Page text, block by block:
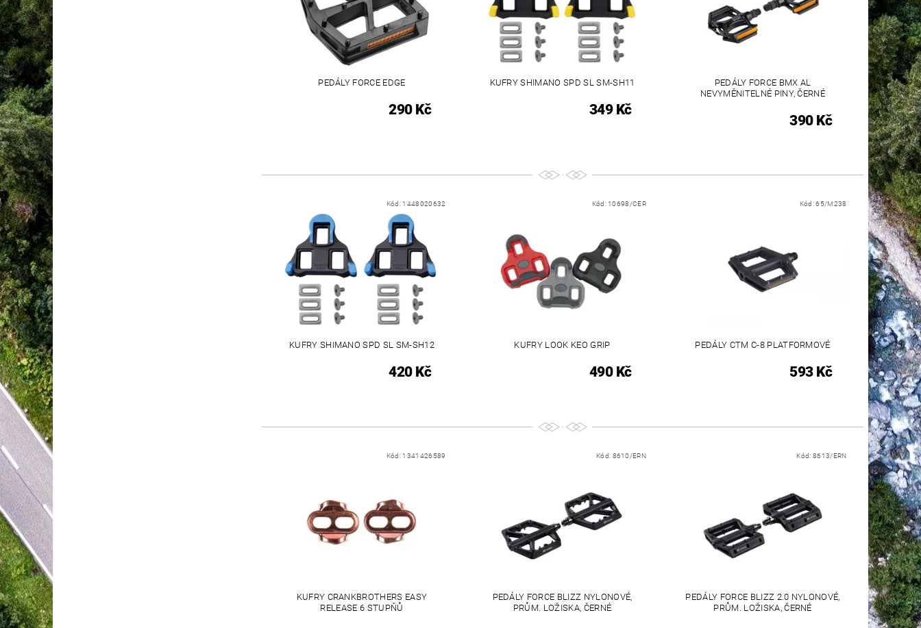
PEDÁLY FORCE EDGE
290 Kč
KUFRY SHIMANO SPD SL SM-SH11
349 Kč
PEDÁLY FORCE BMX AL
NEVYMĚNITELNÉ PINY, ČERNÉ
390 Kč
Kód: 1448020632
KUFRY SHIMANO SPD SL SM-SH12
420 Kč
Kód: 10698/CER
KUFRY LOOK KEO GRIP
490 Kč
Kód:65/M238
PEDÁLY CTM C-8 PLATFORMOVÉ
593 Kč
Kód: 1341426589
KUFRY CRANKBROTHERS EASY
RELEASE 6 STUPŇŮ
Kód: 8610/ERN
PEDÁLY FORCE BLIZZ NYLONOVÉ,
PRŮM. LOŽISKA, ČERNÉ
Kód:8613/ERN
PEDÁLY FORCE BLIZZ 2.0 NYLONOVÉ,
PRŮM. LOŽISKA, ČERNÉ